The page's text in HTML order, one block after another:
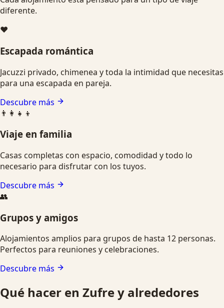
diferente.
❤️
Escapada romántica
Jacuzzi privado, chimenea y toda la intimidad que necesitas
para una escapada en pareja.
Descubre más
👨‍👩‍👧‍👦
Viaje en familia
Casas completas con espacio, comodidad y todo lo
necesario para disfrutar con los tuyos.
Descubre más
👥
Grupos y amigos
Alojamientos amplios para grupos de hasta 12 personas.
Perfectos para reuniones y celebraciones.
Descubre más
Qué hacer en Zufre y alrededores